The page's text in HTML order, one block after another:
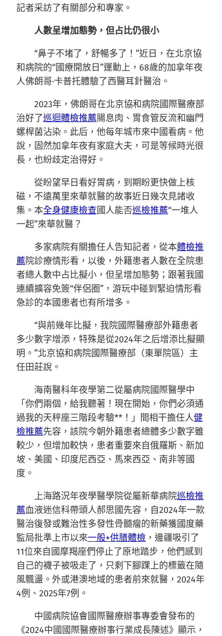
記者采訪了有關部分和專家。
人數呈增加態勢，但占比仍很小
“鼻子不堵了，舒暢多了！”近日，在北京協
和病院的“國療開放日”運動上，68歲的加拿年夜
人佛朗哥·卡普托體驗了西醫耳針醫治。
2023年，佛朗哥在北京協和病院國際醫療部
治好了巡迴體檢推薦腸息肉、胃食管反流和幽門
螺桿菌沾染。此后，他每年城市來中國看病。他
說，固然加拿年夜有家庭大夫，可是等候時光很
長，也紛歧定治得好。
從盼望早日看好胃病，到期盼更快做上核
磁，不遠萬里來華就醫的故事近日幾次見諸收
集。本全身健康檢查國人能否巡檢推薦“一堆人
一起”來華就醫？
多家病院有關擔任人告知記者，從本體檢推
薦院診療情形看，以後，外籍患者人數在全院患
者總人數中占比擬小，但呈增加態勢；跟著我國
連續擴容免簽“伴侶圈”，游玩中碰到緊迫情形看
急診的本國患者也有所增多。
“與前幾年比擬，我院國際醫療部外籍患者
多少數字增添，特殊是從2024年之后增添比擬顯
明。”北京協和病院國際醫療部（東單院區）主
任田莊說。
海南醫科年夜學第二從屬病院國際醫學中
「你們兩個，給我聽著！現在開始，你們必須通
過我的天秤座三階段考驗**！」間相干擔任人健
檢推薦先容，該院今朝外籍患者總體多少數字雖
較少，但增加較快，患者重要來自俄羅斯、新加
坡、美國、印度尼西亞、馬來西亞、南非等國
度。
上海路況年夜學醫學院從屬新華病院巡檢推
薦血液迷信科帶頭人郝思國先容，自2024年一款
醫治復發或難治性多發性骨髓瘤的新藥獲國度藥
監局批準上市以來一般+供膳體檢 ，邊疆吸引了
11位來自國摩羯座們停止了原地踏步，他們感到
自己的襪子被吸走了，只剩下腳踝上的標籤在隨
風飄盪。外或港澳地域的患者前來就醫，2024年
4例、2025年7例。
中國病院協會國際醫療辦事專委會發布的
《2024中國國際醫療辦事行業成長陳述》顯示，